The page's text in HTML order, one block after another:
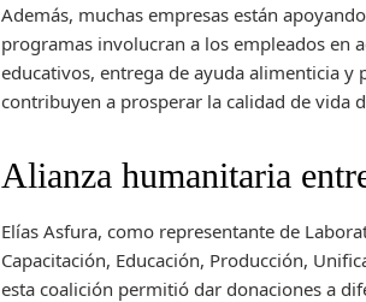
Además, muchas empresas están
programas involucran a los empleados en
educativos, entrega de ayuda alimenticia
contribuyen a prosperar la calidad de vida
Alianza humanitaria
Elías Asfura, como representante de
Capacitación, Educación, Producción,
esta coalición permitió dar donaciones a